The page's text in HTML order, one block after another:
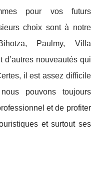
pour vos futurs
choix sont à notre
Paulmy, Villa
d’autres nouveautés qui
il est assez difficile
pouvons toujours
et de profiter
et surtout ses